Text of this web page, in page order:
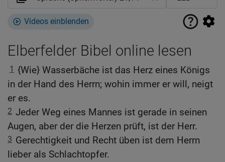
Videos einblenden
Elberfelder Bibel online lesen
1 {Wie} Wasserbäche ist das Herz eines Königs
in der Hand des Herrn; wohin immer er will, neigt
er es.
2 Jeder Weg eines Mannes ist gerade in seinen
Augen, aber der die Herzen prüft, ist der Herr.
3 Gerechtigkeit und Recht üben ist dem Herrn
lieber als Schlachtopfer.